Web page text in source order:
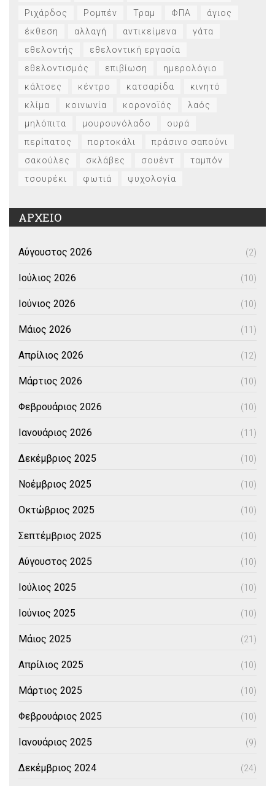
Ριχάρδος Ρομπέν Τραμ ΦΠΑ
άγιος
έκθεση
αλλαγή αντικείμενα
γάτα
εθελοντής
εθελοντική εργασία
εθελοντισμός
επιβίωση
ημερολόγιο
κάλτσες
κέντρο κατσαρίδα
κινητό
κλίμα
κοινωνία κορονοϊός
λαός
μηλόπιτα
μουρουνόλαδο
ουρά
περίπατος
πορτοκάλι
πράσινο σαπούνι
σακούλες
σκλάβες σουέντ
ταμπόν
τσουρέκι
φωτιά ψυχολογία
ΑΡΧΕΙΟ
Αύγουστος 2026 (2)
Ιούλιος 2026 (10)
Ιούνιος 2026 (10)
Μάιος 2026 (11)
Απρίλιος 2026 (12)
Μάρτιος 2026 (10)
Φεβρουάριος 2026 (10)
Ιανουάριος 2026 (11)
Δεκέμβριος 2025 (10)
Νοέμβριος 2025 (10)
Οκτώβριος 2025 (10)
Σεπτέμβριος 2025 (10)
Αύγουστος 2025 (10)
Ιούλιος 2025 (10)
Ιούνιος 2025 (10)
Μάιος 2025 (21)
Απρίλιος 2025 (10)
Μάρτιος 2025 (10)
Φεβρουάριος 2025 (10)
Ιανουάριος 2025 (9)
Δεκέμβριος 2024 (24)